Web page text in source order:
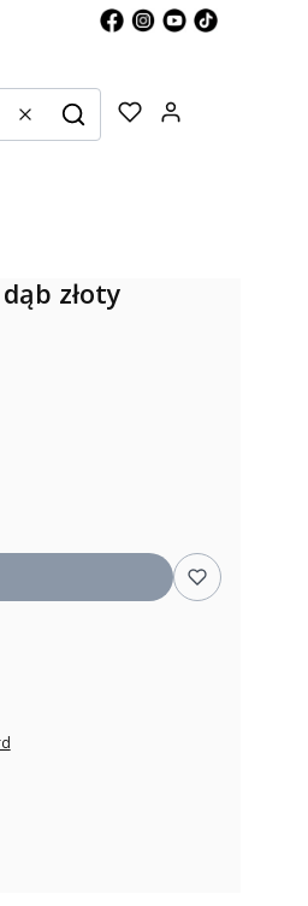
WyczyśćSzukaj
złoty